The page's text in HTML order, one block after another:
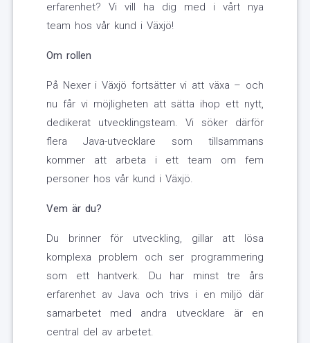
erfarenhet? Vi vill ha dig med i vårt nya
team hos vår kund i Växjö!
Om rollen
På Nexer i Växjö fortsätter vi att växa – och
nu får vi möjligheten att sätta ihop ett nytt,
dedikerat utvecklingsteam. Vi söker därför
flera Java-utvecklare som tillsammans
kommer att arbeta i ett team om fem
personer hos vår kund i Växjö.
Vem är du?
Du brinner för utveckling, gillar att lösa
komplexa problem och ser programmering
som ett hantverk. Du har minst tre års
erfarenhet av Java och trivs i en miljö där
samarbetet med andra utvecklare är en
central del av arbetet.